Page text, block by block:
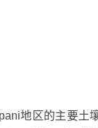
地区的主要土